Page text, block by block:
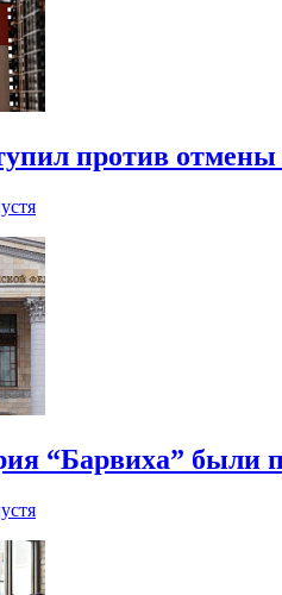
против отмены
“Барвиха” были